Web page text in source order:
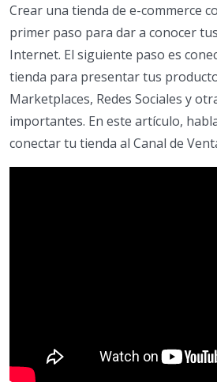
Crear una tienda de e-commerce
primer paso para dar a conocer
Internet. El siguiente paso es
tienda para presentar tus
Marketplaces, Redes Sociales y
importantes. En este artículo,
conectar tu tienda al Canal de